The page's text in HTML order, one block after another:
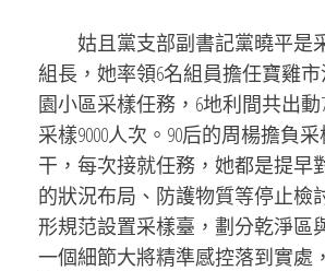
姑且黨支部副書記黨曉平是
組長，她率領6名組員擔任寶雞
園小區采樣任務，6地利間共出
采樣9000人次。90后的周楊擔負
干，每次接就任務，她都是提早
的狀況布局、防護物質等停止檢
形規范設置采樣臺，劃分乾淨區
一個細節大將精準感控落到實處